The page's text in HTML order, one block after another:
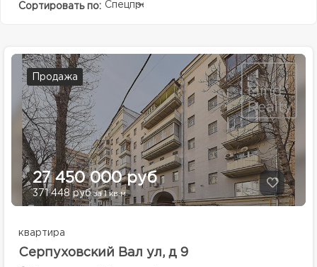
Сортировать по: Спецпредолжение
Продажа
27 450 000 руб
371 448 рубза 1 кв.м.
квартира
Серпуховский Вал ул, д 9